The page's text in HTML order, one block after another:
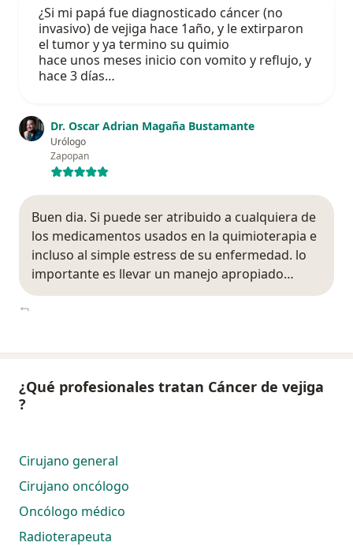
¿Si mi papá fue diagnosticado cáncer (no
invasivo) de vejiga hace 1año, y le extirparon
el tumor y ya termino su quimio
hace unos meses inicio con vomito y reflujo, y
hace 3 días…
Dr. Oscar Adrian Magaña Bustamante
Urólogo
Zapopan
Buen dia. Si puede ser atribuido a cualquiera de
los medicamentos usados en la quimioterapia e
incluso al simple estress de su enfermedad. lo
importante es llevar un manejo apropiado…
¿Qué profesionales tratan Cáncer de vejiga
?
Cirujano general
Cirujano oncólogo
Oncólogo médico
Radioterapeuta